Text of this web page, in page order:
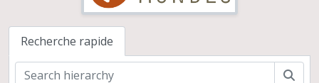
Recherche rapide